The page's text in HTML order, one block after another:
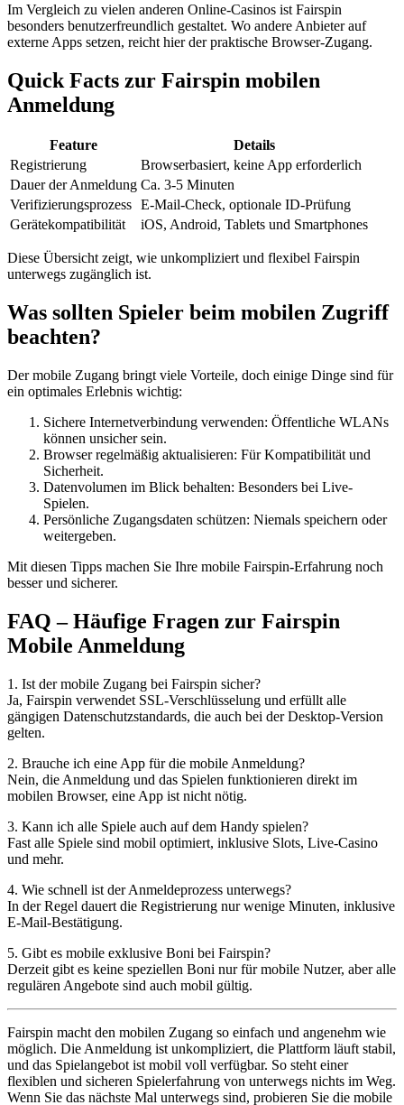
Im Vergleich zu vielen anderen Online-Casinos ist Fairspin
besonders benutzerfreundlich gestaltet. Wo andere Anbieter auf
externe Apps setzen, reicht hier der praktische Browser-Zugang.
Quick Facts zur Fairspin mobilen
Anmeldung
Feature
Details
Registrierung
Browserbasiert, keine App erforderlich
Dauer der Anmeldung Ca. 3-5 Minuten
Verifizierungsprozess E-Mail-Check, optionale ID-Prüfung
Gerätekompatibilität
iOS, Android, Tablets und Smartphones
Diese Übersicht zeigt, wie unkompliziert und flexibel Fairspin
unterwegs zugänglich ist.
Was sollten Spieler beim mobilen Zugriff
beachten?
Der mobile Zugang bringt viele Vorteile, doch einige Dinge sind für
ein optimales Erlebnis wichtig:
Sichere Internetverbindung verwenden: Öffentliche WLANs
können unsicher sein.
Browser regelmäßig aktualisieren: Für Kompatibilität und
Sicherheit.
Datenvolumen im Blick behalten: Besonders bei Live-
Spielen.
Persönliche Zugangsdaten schützen: Niemals speichern oder
weitergeben.
Mit diesen Tipps machen Sie Ihre mobile Fairspin-Erfahrung noch
besser und sicherer.
FAQ – Häufige Fragen zur Fairspin
Mobile Anmeldung
1. Ist der mobile Zugang bei Fairspin sicher?
Ja, Fairspin verwendet SSL-Verschlüsselung und erfüllt alle
gängigen Datenschutzstandards, die auch bei der Desktop-Version
gelten.
2. Brauche ich eine App für die mobile Anmeldung?
Nein, die Anmeldung und das Spielen funktionieren direkt im
mobilen Browser, eine App ist nicht nötig.
3. Kann ich alle Spiele auch auf dem Handy spielen?
Fast alle Spiele sind mobil optimiert, inklusive Slots, Live-Casino
und mehr.
4. Wie schnell ist der Anmeldeprozess unterwegs?
In der Regel dauert die Registrierung nur wenige Minuten, inklusive
E-Mail-Bestätigung.
5. Gibt es mobile exklusive Boni bei Fairspin?
Derzeit gibt es keine speziellen Boni nur für mobile Nutzer, aber alle
regulären Angebote sind auch mobil gültig.
Fairspin macht den mobilen Zugang so einfach und angenehm wie
möglich. Die Anmeldung ist unkompliziert, die Plattform läuft stabil,
und das Spielangebot ist mobil voll verfügbar. So steht einer
flexiblen und sicheren Spielerfahrung von unterwegs nichts im Weg.
Wenn Sie das nächste Mal unterwegs sind, probieren Sie die mobile